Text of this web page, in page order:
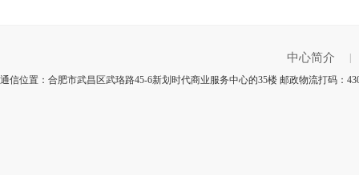
中心简介
通信位置：合肥市武昌区武珞路45-6新划时代商业服务中心的35楼 邮政物流打码：